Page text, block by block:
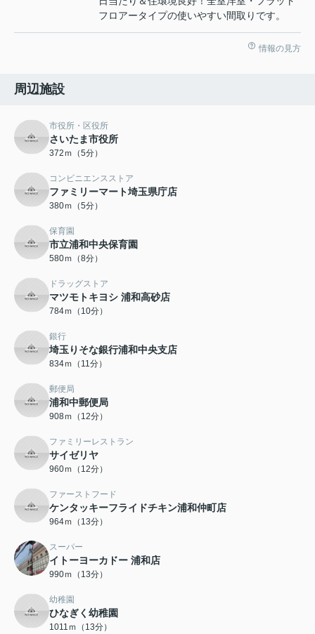
フロアータイプの使いやすい間取りです。
情報の見方
周辺施設
市役所・区役所
さいたま市役所
372ｍ（5分）
コンビニエンスストア
ファミリーマート埼玉県庁店
380ｍ（5分）
保育園
市立浦和中央保育園
580ｍ（8分）
ドラッグストア
マツモトキヨシ 浦和高砂店
784ｍ（10分）
銀行
埼玉りそな銀行浦和中央支店
834ｍ（11分）
郵便局
浦和中郵便局
908ｍ（12分）
ファミリーレストラン
サイゼリヤ
960ｍ（12分）
ファーストフード
ケンタッキーフライドチキン浦和仲町店
964ｍ（13分）
スーパー
イトーヨーカドー 浦和店
990ｍ（13分）
幼稚園
ひなぎく幼稚園
1011ｍ（13分）